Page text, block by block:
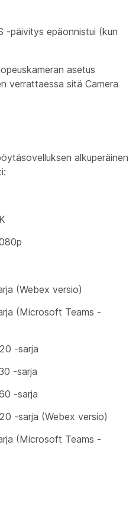
-päivitys epäonnistui (kun
asetus
verrattaessa sitä Camera
alkuperäinen
(Webex versio)
(Microsoft Teams -
-sarja
-sarja
-sarja
-sarja (Webex versio)
(Microsoft Teams -